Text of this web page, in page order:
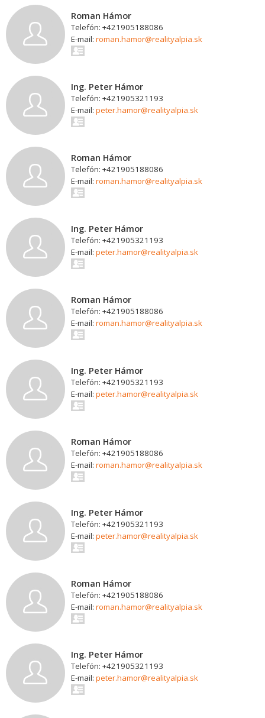
Roman Hámor
Telefón: +421905188086
E-mail: roman.hamor@realityalpia.sk
Ing. Peter Hámor
Telefón: +421905321193
E-mail: peter.hamor@realityalpia.sk
Roman Hámor
Telefón: +421905188086
E-mail: roman.hamor@realityalpia.sk
Ing. Peter Hámor
Telefón: +421905321193
E-mail: peter.hamor@realityalpia.sk
Roman Hámor
Telefón: +421905188086
E-mail: roman.hamor@realityalpia.sk
Ing. Peter Hámor
Telefón: +421905321193
E-mail: peter.hamor@realityalpia.sk
Roman Hámor
Telefón: +421905188086
E-mail: roman.hamor@realityalpia.sk
Ing. Peter Hámor
Telefón: +421905321193
E-mail: peter.hamor@realityalpia.sk
Roman Hámor
Telefón: +421905188086
E-mail: roman.hamor@realityalpia.sk
Ing. Peter Hámor
Telefón: +421905321193
E-mail: peter.hamor@realityalpia.sk